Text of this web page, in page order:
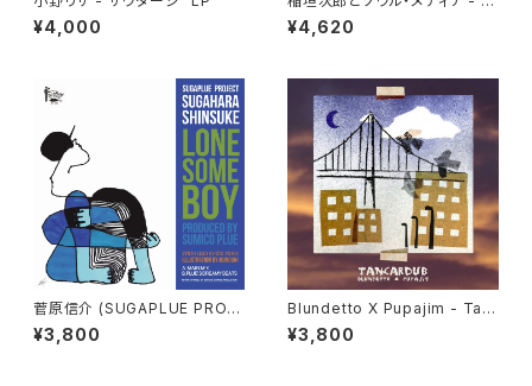
¥4,000
andering Birds 女友達 "LP"
¥4,620
菅原信介 (SUGAPLUE PROJ
ECT) - LONESOME BOY
"7"
¥3,800
Blundetto X Pupajim - Tan
cardub "LP"
¥3,800